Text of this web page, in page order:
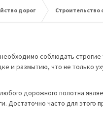
дорог Строительство
соблюдать
и размытию, что не только
дорожного полотна
часто для этого